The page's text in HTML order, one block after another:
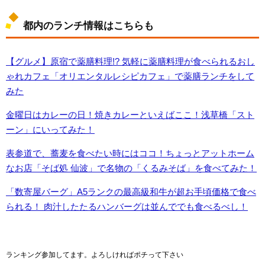
都内のランチ情報はこちらも
【グルメ】原宿で薬膳料理!? 気軽に薬膳料理が食べられるおし
ゃれカフェ「オリエンタルレシピカフェ」で薬膳ランチをして
みた
金曜日はカレーの日！焼きカレーといえばここ！浅草橋「スト
ーン」にいってみた！
表参道で、蕎麦を食べたい時にはココ！ちょっとアットホーム
なお店「そば処 仙波」で名物の「くるみそば」を食べてみた！
「数寄屋バーグ」A5ランクの最高級和牛が超お手頃価格で食べ
られる！ 肉汁したたるハンバーグは並んででも食べるべし！
ランキング参加してます。よろしければポチって下さい